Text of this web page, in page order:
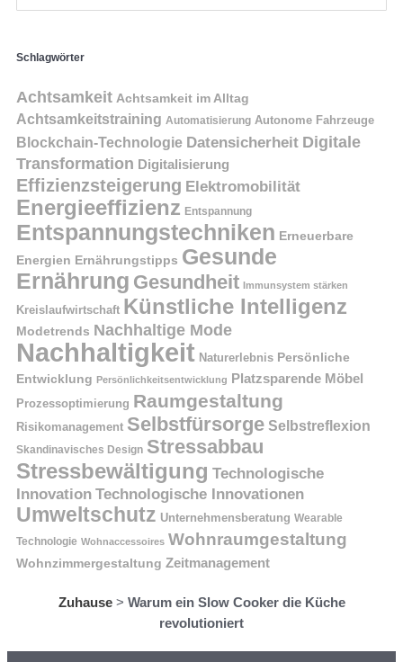
Schlagwörter
Achtsamkeit Achtsamkeit im Alltag
Achtsamkeitstraining Automatisierung Autonome Fahrzeuge
Blockchain-Technologie Datensicherheit Digitale
Transformation Digitalisierung
Effizienzsteigerung Elektromobilität
Energieeffizienz Entspannung
Entspannungstechniken Erneuerbare
Energien Ernährungstipps Gesunde
Ernährung Gesundheit Immunsystem stärken
Kreislaufwirtschaft Künstliche Intelligenz
Modetrends Nachhaltige Mode
Nachhaltigkeit Naturerlebnis Persönliche
Entwicklung Persönlichkeitsentwicklung Platzsparende Möbel
Prozessoptimierung Raumgestaltung
Risikomanagement Selbstfürsorge Selbstreflexion
Skandinavisches Design Stressabbau
Stressbewältigung Technologische
Innovation Technologische Innovationen
Umweltschutz Unternehmensberatung Wearable
Technologie Wohnaccessoires Wohnraumgestaltung
Wohnzimmergestaltung Zeitmanagement
Zuhause> Warum ein Slow Cooker die Küche
revolutioniert